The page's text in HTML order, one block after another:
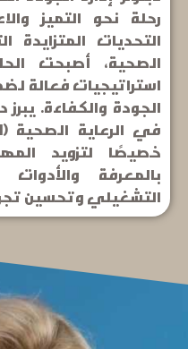
رحلة نحو التميز
التحديات
الصحية، أصبحت
استراتيجيات فعالة
الجودة والكفاءة. يبرز
خصيصًا لتزويد
بالمعرفة
التشغيلي وتحسين